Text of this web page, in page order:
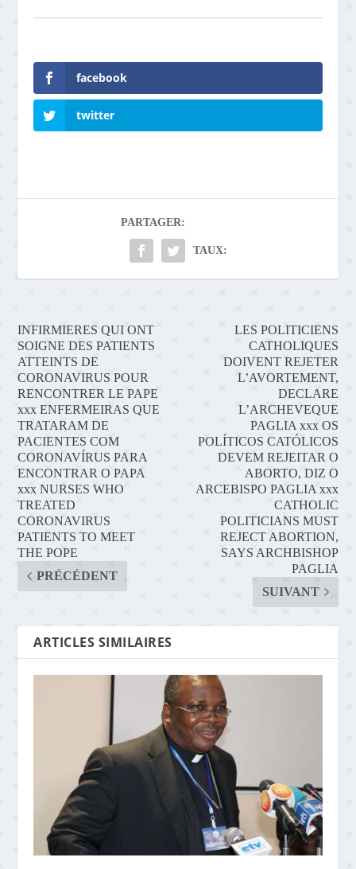
facebook
twitter
PARTAGER:
TAUX:
INFIRMIERES QUI ONT
SOIGNE DES PATIENTS
ATTEINTS DE
CORONAVIRUS POUR
RENCONTRER LE PAPE
xxx ENFERMEIRAS QUE
TRATARAM DE
PACIENTES COM
CORONAVÍRUS PARA
ENCONTRAR O PAPA
xxx NURSES WHO
TREATED
CORONAVIRUS
PATIENTS TO MEET
THE POPE
PRÉCÉDENT
LES POLITICIENS
CATHOLIQUES
DOIVENT REJETER
L’AVORTEMENT,
DECLARE
L’ARCHEVEQUE
PAGLIA xxx OS
POLÍTICOS CATÓLICOS
DEVEM REJEITAR O
ABORTO, DIZ O
ARCEBISPO PAGLIA xxx
CATHOLIC
POLITICIANS MUST
REJECT ABORTION,
SAYS ARCHBISHOP
PAGLIA
SUIVANT
ARTICLES SIMILAIRES